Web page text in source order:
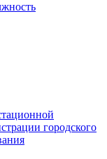
городского